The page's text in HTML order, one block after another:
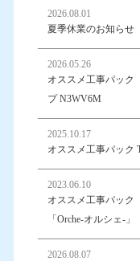
2026.08.01
夏季休業のお知らせ
2026.05.26
オススメ工事パック
プ N3WV6M
2025.10.17
オススメ工事パック
2023.06.10
オススメ工事パッ
「Orche-オルシェ-」
2026.08.07